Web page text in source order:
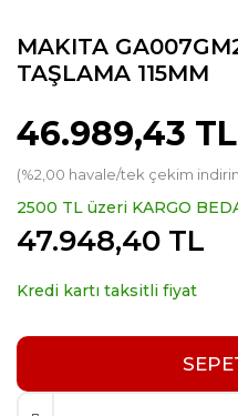
MAKITA
TAŞLAMA 115MM
46.989,43 TL
(%2,00 havale/tek çekim
2500 TL üzeri KARGO
47.948,40 TL
Kredi kartı taksitli fiyat